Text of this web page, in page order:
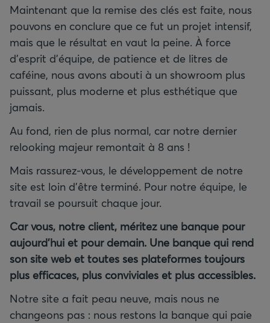
Maintenant que la remise des clés est faite, nous
pouvons en conclure que ce fut un projet intensif,
mais que le résultat en vaut la peine. À force
d’esprit d’équipe, de patience et de litres de
caféine, nous avons abouti à un showroom plus
puissant, plus moderne et plus esthétique que
jamais.
Au fond, rien de plus normal, car notre dernier
relooking majeur remontait à 8 ans !
Mais rassurez-vous, le développement de notre
site est loin d’être terminé. Pour notre équipe, le
travail se poursuit chaque jour.
Car vous, notre client, méritez une banque pour
aujourd’hui et pour demain. Une banque qui rend
son site web et toutes ses plateformes toujours
plus efficaces, plus conviviales et plus accessibles.
Notre site a fait peau neuve, mais nous ne
changeons pas : nous restons la banque qui paie